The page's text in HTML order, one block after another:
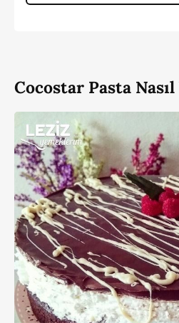
Cocostar Pasta Nasıl